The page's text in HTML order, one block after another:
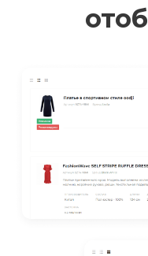
100% адаптация
экрана,
Тонкая